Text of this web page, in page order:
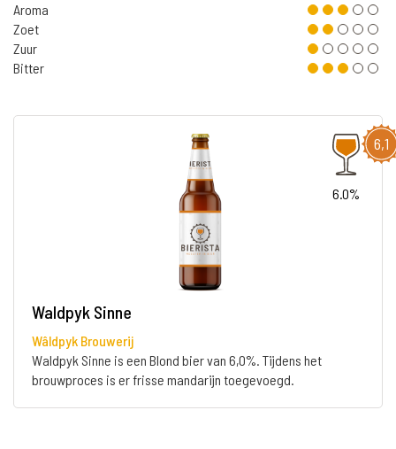
Aroma
Zoet
Zuur
Bitter
6,1
6.0%
Waldpyk Sinne
Wâldpyk Brouwerij
Waldpyk Sinne is een Blond bier van 6,0%. Tijdens het
brouwproces is er frisse mandarijn toegevoegd.